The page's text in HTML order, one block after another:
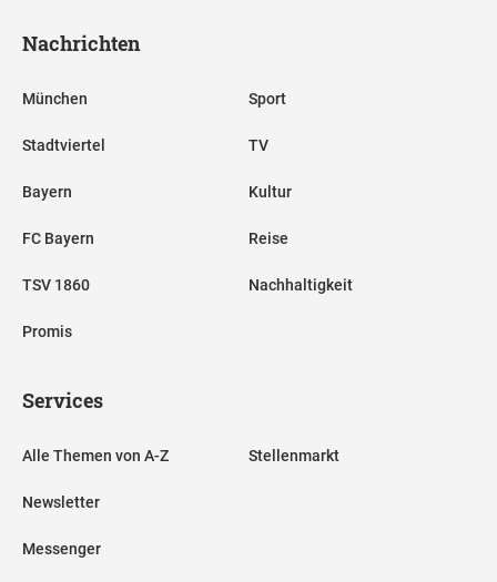
Nachrichten
München
Stadtviertel
Bayern
FC Bayern
TSV 1860
Promis
Sport
TV
Kultur
Reise
Nachhaltigkeit
Services
Alle Themen von A-Z
Newsletter
Messenger
Stellenmarkt